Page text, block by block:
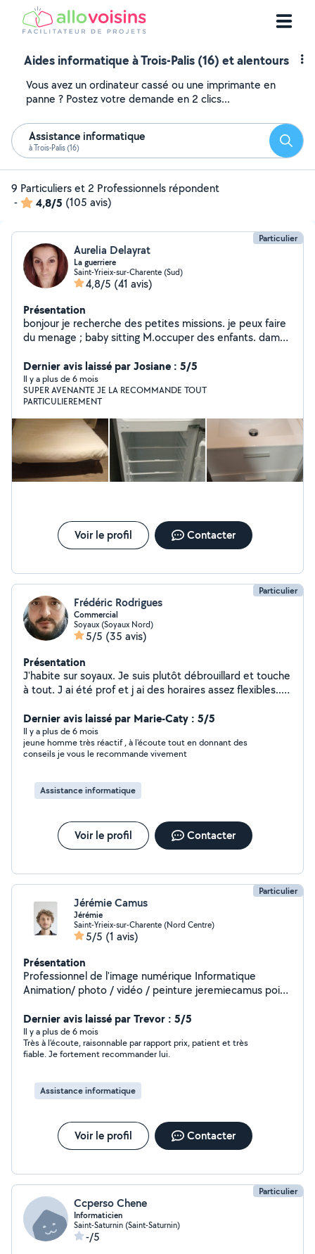
Aides informatique à Trois-Palis (16) et alentours
Vous avez un ordinateur cassé ou une imprimante en
panne ? Postez votre demande en 2 clics...
Assistance informatique
à Trois-Palis (16)
9 Particuliers et 2 Professionnels répondent
-
4,8/5 (105 avis)
Particulier
Aurelia Delayrat
La guerriere
Saint-Yrieix-sur-Charente (Sud)
4,8/5 (41 avis)
Présentation
bonjour je recherche des petites missions. je peux faire
du menage ; baby sitting M.occuper des enfants. dame
courses Je peu prendre votre repassage et le faire.
Vous le.ramner. les balades m occuper des enfants
surveillante de nuit Accueillir. Accompagner. Chantier de
peinture. Je peu laver vos voitures extérieur. Et
interieur. Classer des dossiers informatique. Faites des
lettres de motivations. Petit. Dépannage informatique.
Petit travaux de plomberie je suis a votre service;
Dernier avis laissé par Josiane : 5/5
Il y a plus de 6 mois
SUPER AVENANTE JE LA RECOMMANDE TOUT
PARTICULIEREMENT
Voir le profil Contacter
Particulier
Frédéric Rodrigues
Commercial
Soyaux (Soyaux Nord)
5/5 (35 avis)
Présentation
J'habite sur soyaux. Je suis plutôt débrouillard et touche
à tout. J ai été prof et j ai des horaires assez flexibles...
Dernier avis laissé par Marie-Caty : 5/5
Il y a plus de 6 mois
jeune homme très réactif , à l'écoute tout en donnant des
conseils je vous le recommande vivement
Assistance informatique
Voir le profil Contacter
Particulier
Jérémie Camus
Jérémie
Saint-Yrieix-sur-Charente (Nord Centre)
5/5 (1 avis)
Présentation
Professionnel de l'image numérique Informatique
Animation/ photo / vidéo / peinture jeremiecamus point
Dernier avis laissé par Trevor : 5/5
Il y a plus de 6 mois
Très à l'écoute, raisonnable par rapport prix, patient et très
fiable. Je fortement recommander lui.
Assistance informatique
Voir le profil Contacter
Particulier
Ccperso Chene
Informaticien
Saint-Saturnin (Saint-Saturnin)
-/5